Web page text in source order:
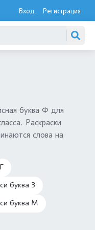
Вход Регистрация
буква Ф для
Раскраски
слова на
буква З
буква М